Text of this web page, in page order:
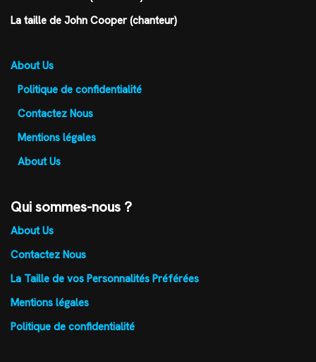
La taille de John Cooper (chanteur)
About Us
Politique de confidentialité
Contactez Nous
Mentions légales
About Us
Qui sommes-nous ?
About Us
Contactez Nous
La Taille de vos Personnalités Préférées
Mentions légales
Politique de confidentialité